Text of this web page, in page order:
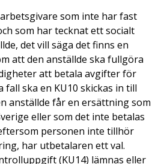
som inte har fast
som har tecknat ett socialt
det vill säga det finns en
att den anställde ska fullgöra
att betala avgifter för
fall ska en KU10 skickas in till
anställde får en ersättning som
eller som det inte betalas
personen inte tillhör
har utbetalaren ett val.
(KU14) lämnas eller